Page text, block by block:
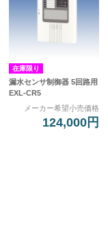
在庫限り
漏水センサ制御器 5回路用
EXL-CR5
メーカー希望小売価格
124,000円